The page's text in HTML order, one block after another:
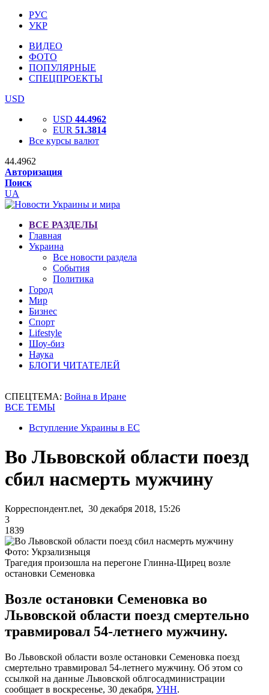
РУС
УКР
ВИДЕО
ФОТО
ПОПУЛЯРНЫЕ
СПЕЦПРОЕКТЫ
USD
USD 44.4962
EUR 51.3814
Все курсы валют
44.4962
Авторизация
Поиск
UA
ВСЕ РАЗДЕЛЫ
Главная
Украина
Все новости раздела
События
Политика
Город
Мир
Бизнес
Спорт
Lifestyle
Шоу-биз
Наука
БЛОГИ ЧИТАТЕЛЕЙ
СПЕЦТЕМА: Война в Иране
ВСЕ ТЕМЫ
Вступление Украины в ЕС
Во Львовской области поезд
сбил насмерть мужчину
Корреспондент.net, 30 декабря 2018, 15:26
3
1839
Фото: Укрзализныця
Трагедия произошла на перегоне Глинна-Щирец возле
остановки Семеновка
Возле остановки Семеновка во
Львовской области поезд смертельно
травмировал 54-летнего мужчину.
Во Львовской области возле остановки Семеновка поезд
смертельно травмировал 54-летнего мужчину. Об этом со
ссылкой на данные Львовской облгосадминистрации
сообщает в воскресенье, 30 декабря, УНН.